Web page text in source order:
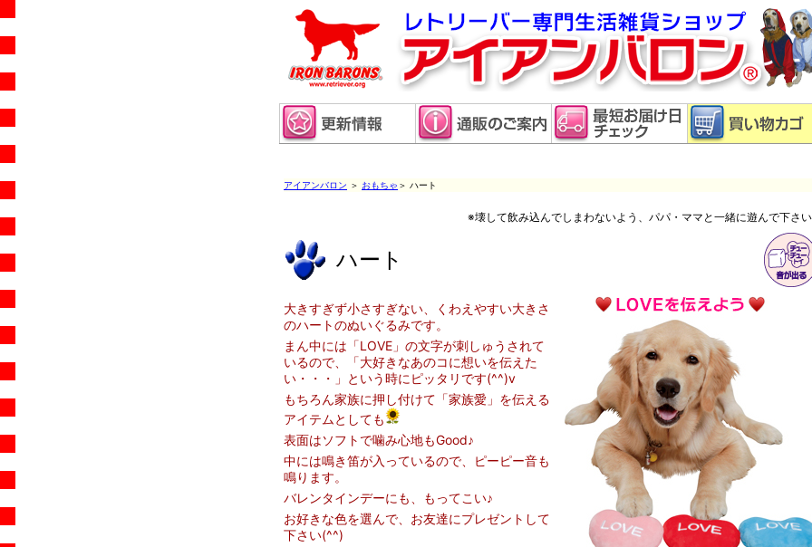
アイアンバロン ＞ おもちゃ ＞ ハート
※壊して飲み込んでしまわないよう、パパ・ママと一緒に遊んで下さ
ハート
大きすぎず小さすぎない、くわえやすい大きさ
のハートのぬいぐるみです。
まん中には「LOVE」の文字が刺しゅうされて
いるので、「大好きなあのコに想いを伝えた
い・・・」という時にピッタリです(^^)v
もちろん家族に押し付けて「家族愛」を伝える
アイテムとしても
表面はソフトで噛み心地もGood♪
中には鳴き笛が入っているので、ピーピー音も
鳴ります。
バレンタインデーにも、もってこい♪
お好きな色を選んで、お友達にプレゼントして
下さい(^^)